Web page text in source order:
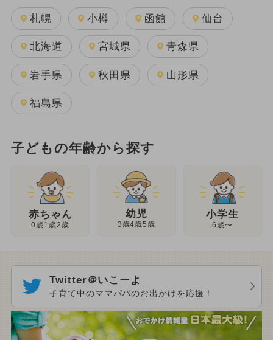
札幌 小樽 函館 仙台
北海道 宮城県 青森県
岩手県 秋田県 山形県
福島県
子どもの年齢から探す
赤ちゃん
0歳1歳2歳
幼児
3歳4歳5歳
小学生
6歳〜
Twitter＠いこーよ
子育て中のママパパのお出かけを応援！